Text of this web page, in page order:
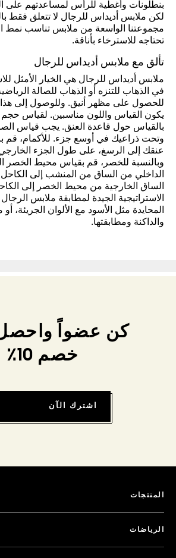
بنطلونات وأغطية للرأس لمساعدتهم على
لكن ملابس أديداس للرجال لا تتعلق فقط
مجموعتنا الواسعة من ملابس تناسب نمط
تحتاجه للاسترخاء بأناقة.
تألق مع ملابس أديداس للرجال
ملابس أديداس للرجال هي الخيار الأمثل
في الذهاب للتنزه أو الذهاب للصالة
للحصول على مظهر أنيق. وللوصول إلى
يكون القياس واللون مناسبين. لقياس
بالقياس حول قاعدة العنق. يجب قياس
وتحت ذراعيك في أوسع جزء. للأكمام، قم
عنقك إلى الرسغ، على طول الجزء الخارجي
وبالنسبة للخصر، قم بقياس محيط الخصر
الداخلي من الساق من المنشب إلى
الساق الخارجية من محيط الخصر إلى
الاستراتيجية الجيدة لمطابقة ملابس
المحايدة مثل الأسود مع الألوان الجريئة، أو
والداكنة ومطابقتها.
كن عضواً
خصم 10٪
اشترك الآن
المنتجات
الرياضات